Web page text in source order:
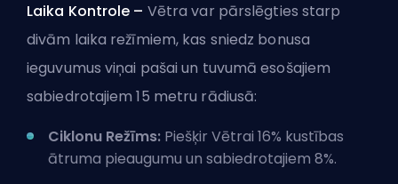
Laika Kontrole – Vētra var pārslēgties starp
divām laika režīmiem, kas sniedz bonusa
ieguvumus viņai pašai un tuvumā esošajiem
sabiedrotajiem 15 metru rādiusā:
Ciklonu Režīms: Piešķir Vētrai 16% kustības
ātruma pieaugumu un sabiedrotajiem 8%.